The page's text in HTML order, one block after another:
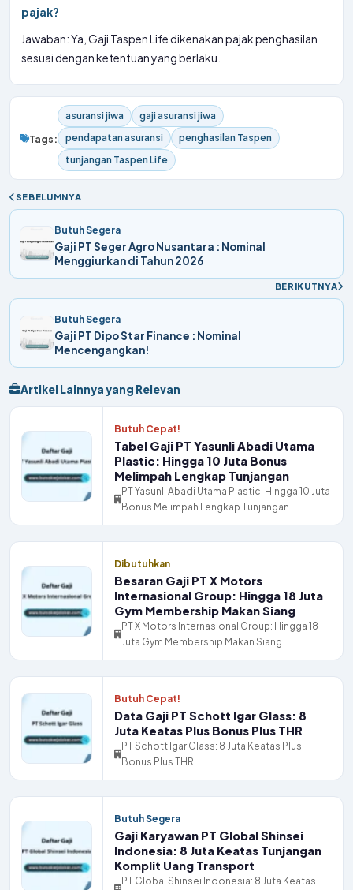
pajak?
Jawaban: Ya, Gaji Taspen Life dikenakan pajak penghasilan
sesuai dengan ketentuan yang berlaku.
Tags:
asuransi jiwa
gaji asuransi jiwa
pendapatan asuransi
penghasilan Taspen
tunjangan Taspen Life
SEBELUMNYA
Butuh Segera
Gaji PT Seger Agro Nusantara : Nominal
Menggiurkan di Tahun 2026
BERIKUTNYA
Butuh Segera
Gaji PT Dipo Star Finance : Nominal
Mencengangkan!
Artikel Lainnya yang Relevan
Butuh Cepat!
Tabel Gaji PT Yasunli Abadi Utama
Plastic: Hingga 10 Juta Bonus
Melimpah Lengkap Tunjangan
PT Yasunli Abadi Utama Plastic: Hingga 10 Juta
Bonus Melimpah Lengkap Tunjangan
Dibutuhkan
Besaran Gaji PT X Motors
Internasional Group: Hingga 18 Juta
Gym Membership Makan Siang
PT X Motors Internasional Group: Hingga 18
Juta Gym Membership Makan Siang
Butuh Cepat!
Data Gaji PT Schott Igar Glass: 8
Juta Keatas Plus Bonus Plus THR
PT Schott Igar Glass: 8 Juta Keatas Plus
Bonus Plus THR
Butuh Segera
Gaji Karyawan PT Global Shinsei
Indonesia: 8 Juta Keatas Tunjangan
Komplit Uang Transport
PT Global Shinsei Indonesia: 8 Juta Keatas